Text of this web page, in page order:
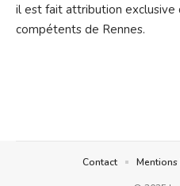
il est fait attribution exclusive
compétents de Rennes.
Contact